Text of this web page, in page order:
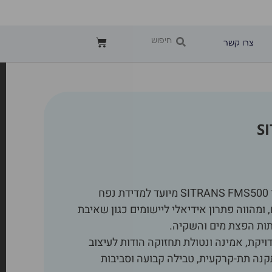
צרו קשר
מד ספיקה אלקטרומגנטי SITRANS FMS500 מיועד למדידת נפח
ומהווה פתרון אידיאלי ליישומים כגון שאיבת
הפצת מים והשקיה.
אמינה ונטולת תחזוקה הודות לעיצוב
תת-קרקעית, טבילה קבועה וסביבות